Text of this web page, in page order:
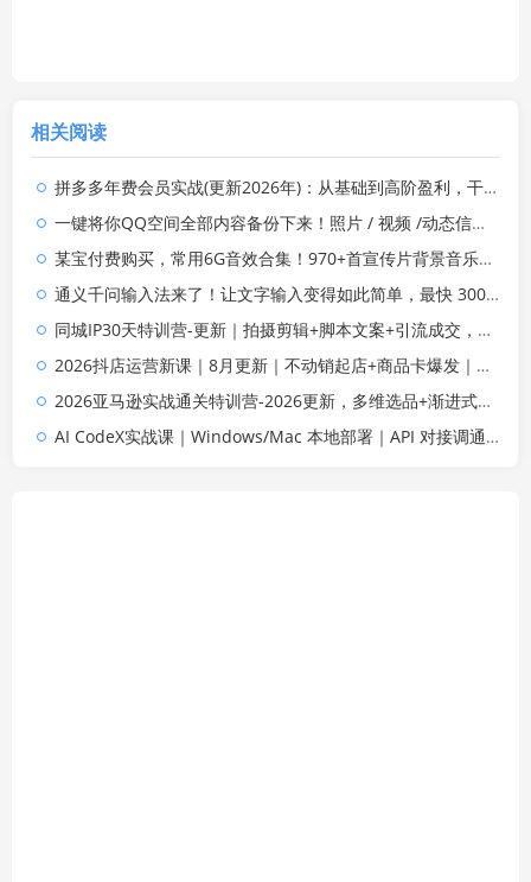
相关阅读
拼多多年费会员实战(更新2026年)：从基础到高阶盈利，干货拉满，帮你建立稳定盈利运营知识体系
一键将你QQ空间全部内容备份下来！照片 / 视频 /动态信息全存本地，Github最新开源项目 QzoneArchive
某宝付费购买，常用6G音效合集！970+首宣传片背景音乐，无版权可商用大气素材，分类清晰，高质量内容
通义千问输入法来了！让文字输入变得如此简单，最快 300 字/分，AI 自动润色，说话秒变工整文字
同城IP30天特训营-更新｜拍摄剪辑+脚本文案+引流成交，打爆本地流量提升门店业绩实操教学
2026抖店运营新课｜8月更新｜不动销起店+商品卡爆发｜达人玩法+店群批量复制｜轻松玩转抖音小店全域流量
2026亚马逊实战通关特训营-2026更新，多维选品+渐进式打法+AI应用，从0到1打造盈利店铺
AI CodeX实战课｜Windows/Mac 本地部署｜API 对接调通｜Skill 自制｜漫剧剪辑｜网站 VR 项目｜AI项目落地全教程